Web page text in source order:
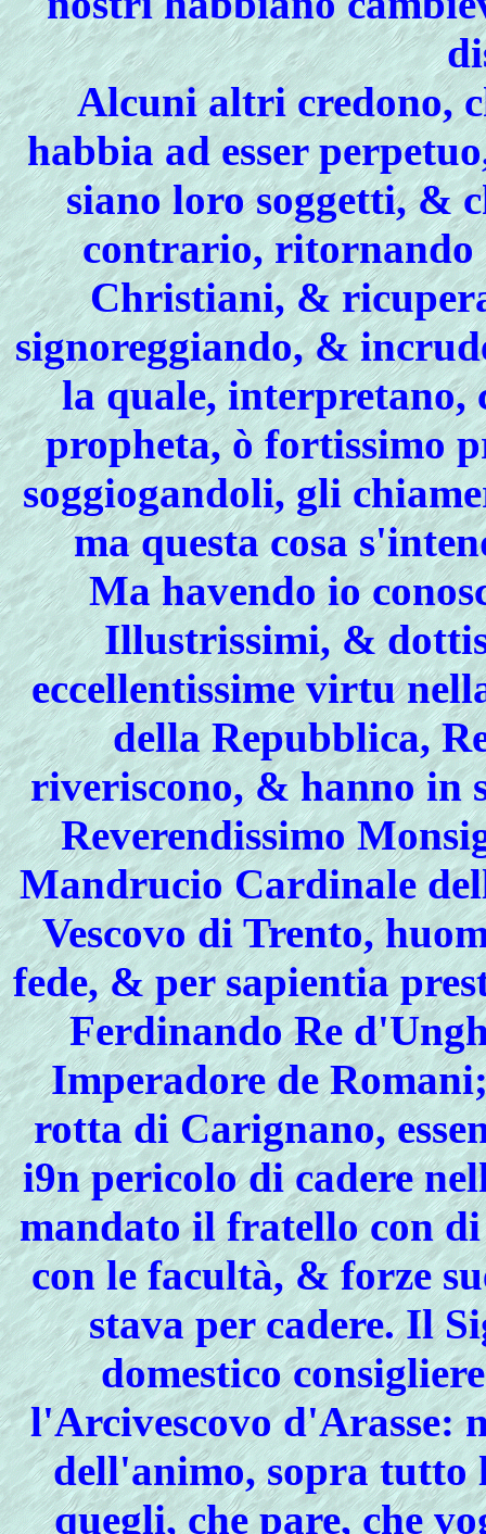
Alcuni altri credono,
habbia ad esser
siano loro soggetti, &
contrario, ritornando
Christiani, &
signoreggiando, &
la quale, interpretano,
propheta, ò fortissimo
soggiogandoli, gli
ma questa cosa
Ma havendo io
Illustrissimi, &
eccellentissime virtu
della Repubblica,
riveriscono, & hanno in
Reverendissimo
Mandrucio Cardinale
Vescovo di Trento,
fede, & per sapientia
Ferdinando Re
Imperadore de
rotta di Carignano,
i9n pericolo di cadere
mandato il fratello con
con le facultà, & forze
stava per cadere. Il
domestico
l'Arcivescovo d'Arasse:
dell'animo, sopra tutto
quegli, che pare, che